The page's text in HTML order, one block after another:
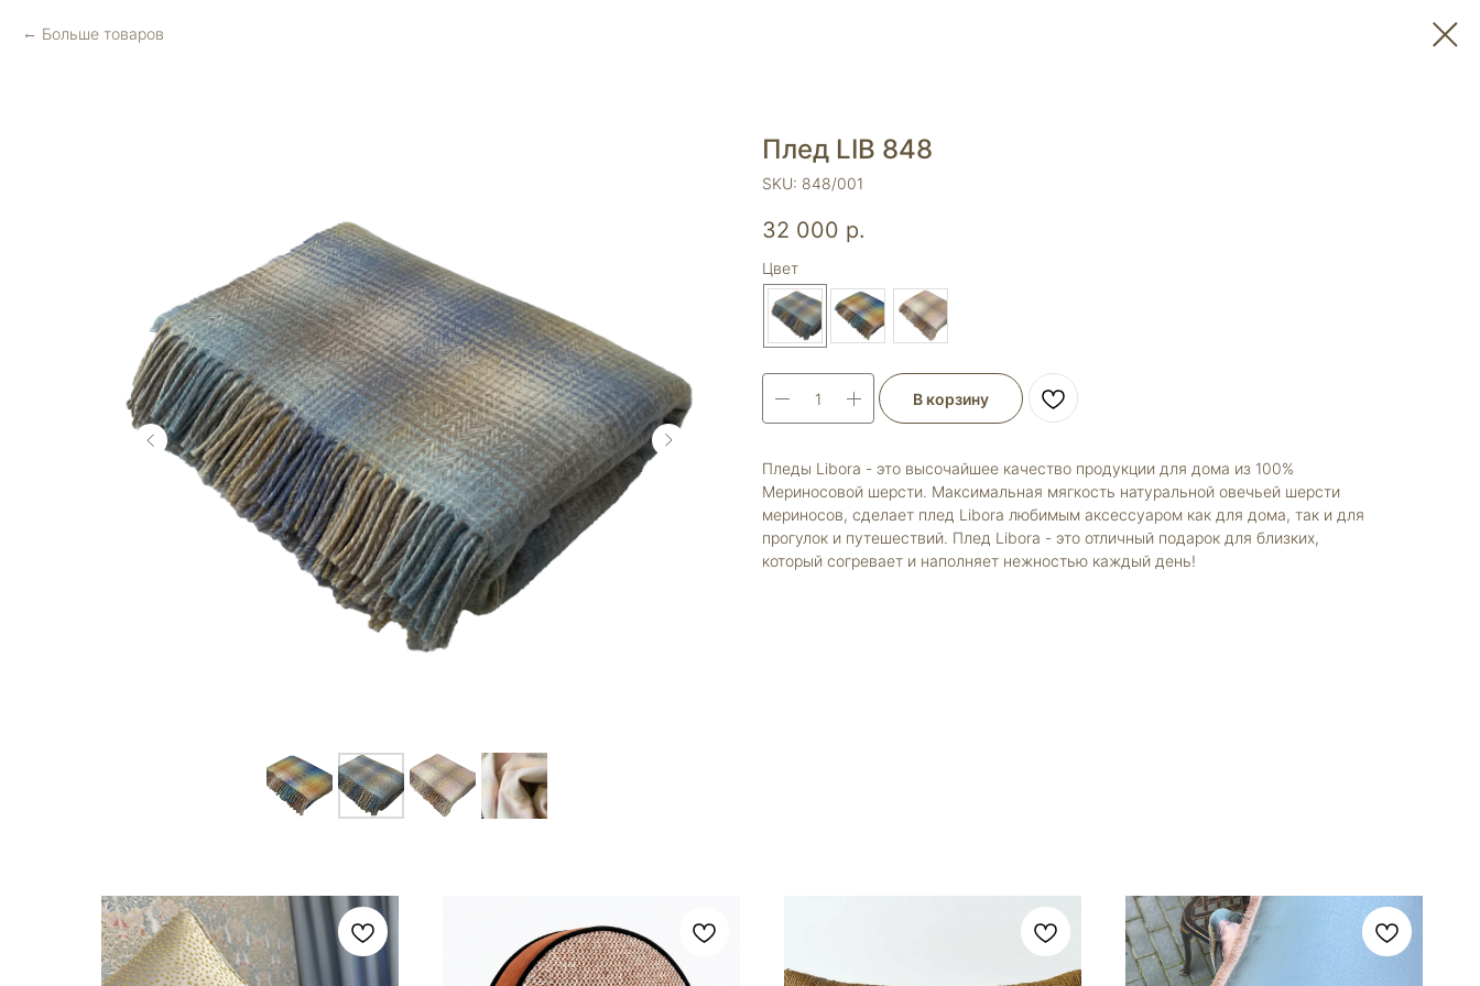
Больше товаров
Плед LIB 848
SKU: 848/001
32 000 р.
Цвет
В корзину
Пледы Libora - это высочайшее качество продукции для дома из 100%
Мериносовой шерсти. Максимальная мягкость натуральной овечьей шерсти
мериносов, сделает плед Libora любимым аксессуаром как для дома, так и для
прогулок и путешествий. Плед Libora - это отличный подарок для близких,
который согревает и наполняет нежностью каждый день!